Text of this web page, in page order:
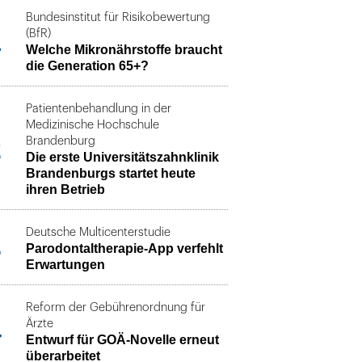
Bundesinstitut für Risikobewertung
(BfR)
Welche Mikronährstoffe braucht
die Generation 65+?
Patientenbehandlung in der
Medizinische Hochschule
Brandenburg
Die erste Universitätszahnklinik
Brandenburgs startet heute
ihren Betrieb
Deutsche Multicenterstudie
Parodontaltherapie-App verfehlt
Erwartungen
Reform der Gebührenordnung für
Ärzte
Entwurf für GOÄ-Novelle erneut
überarbeitet